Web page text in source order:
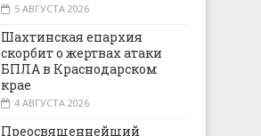
5 АВГУСТА 2026
Шахтинская епархия
скорбит о жертвах атаки
БПЛА в Краснодарском
крае
4 АВГУСТА 2026
Преосвященнейший